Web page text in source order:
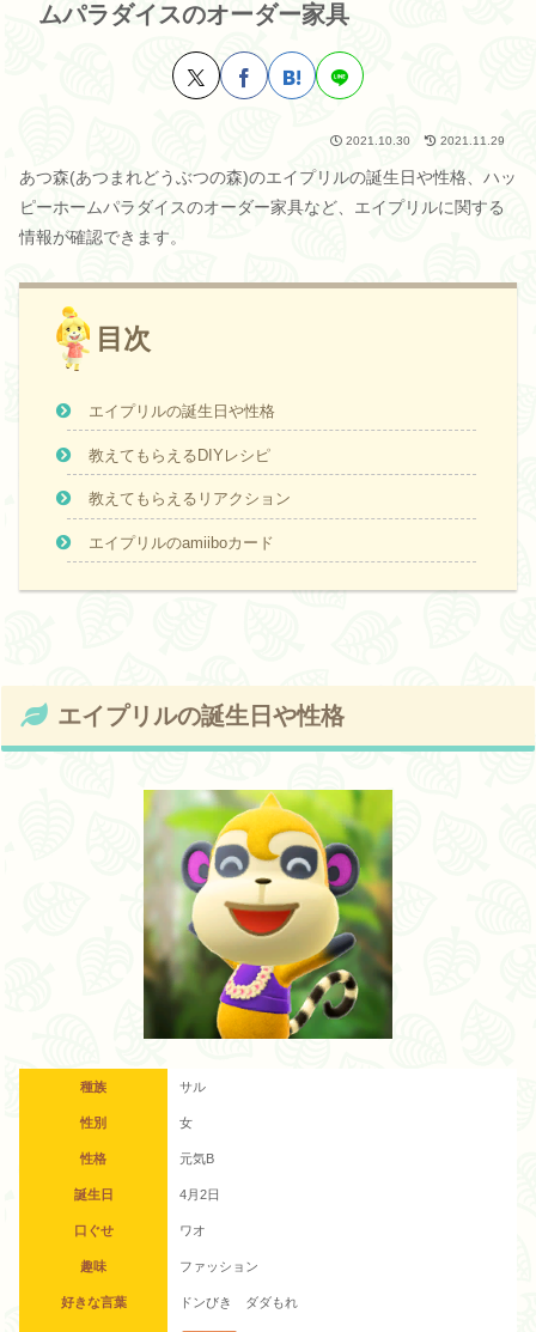
ムパラダイスのオーダー家具
2021.10.30 2021.11.29
あつ森(あつまれどうぶつの森)のエイプリルの誕生日や性格、ハッ
ピーホームパラダイスのオーダー家具など、エイプリルに関する
情報が確認できます。
目次
エイプリルの誕生日や性格
教えてもらえるDIYレシピ
教えてもらえるリアクション
エイプリルのamiiboカード
エイプリルの誕生日や性格
種族 サル
性別 女
性格 元気B
誕生日 4月2日
口ぐせ ワオ
趣味 ファッション
好きな言葉 ドンびき ダダもれ